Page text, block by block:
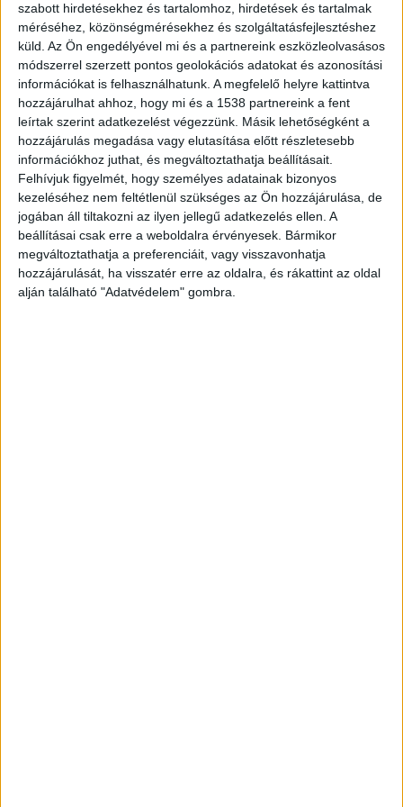
szabott hirdetésekhez és tartalomhoz, hirdetések és tartalmak
méréséhez, közönségmérésekhez és szolgáltatásfejlesztéshez
küld. Az Ön engedélyével mi és a partnereink eszközleolvasásos
módszerrel szerzett pontos geolokációs adatokat és azonosítási
információkat is felhasználhatunk. A megfelelő helyre kattintva
hozzájárulhat ahhoz, hogy mi és a 1538 partnereink a fent
leírtak szerint adatkezelést végezzünk. Másik lehetőségként a
hozzájárulás megadása vagy elutasítása előtt részletesebb
információkhoz juthat, és megváltoztathatja beállításait.
Felhívjuk figyelmét, hogy személyes adatainak bizonyos
kezeléséhez nem feltétlenül szükséges az Ön hozzájárulása, de
jogában áll tiltakozni az ilyen jellegű adatkezelés ellen. A
beállításai csak erre a weboldalra érvényesek. Bármikor
megváltoztathatja a preferenciáit, vagy visszavonhatja
hozzájárulását, ha visszatér erre az oldalra, és rákattint az oldal
alján található "Adatvédelem" gombra.
versenyzésbe kezdett a forgalmas gyorsforgalmi
úton.A Kékvillogó legfrissebb híreit ide kattintva
éred el! A Facebookon már 342 ezernél is többen
követnek minket.